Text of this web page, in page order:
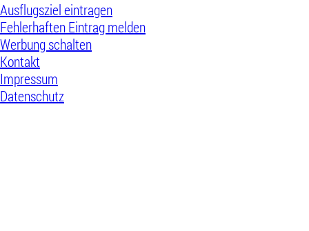
Ausflugsziel eintragen
Fehlerhaften Eintrag melden
Werbung schalten
Kontakt
Impressum
Datenschutz